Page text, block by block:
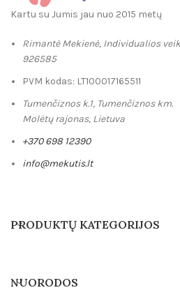
Kartu su Jumis jau nuo 2015 metų
Rimantė Mekienė, Individualios
926585
PVM kodas: LT100017165511
Tumenčiznos k.1, Tumenčiznos km.
Molėtų rajonas, Lietuva
+370 698 12390
info@mekutis.lt
PRODUKTŲ KATEGORIJOS
NUORODOS